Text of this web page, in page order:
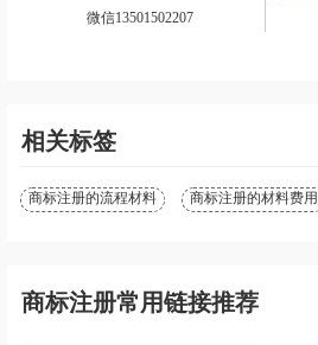
微信13501502207
相关标签
商标注册的流程材料 商标注册的材料费用
商标注册常用链接推荐